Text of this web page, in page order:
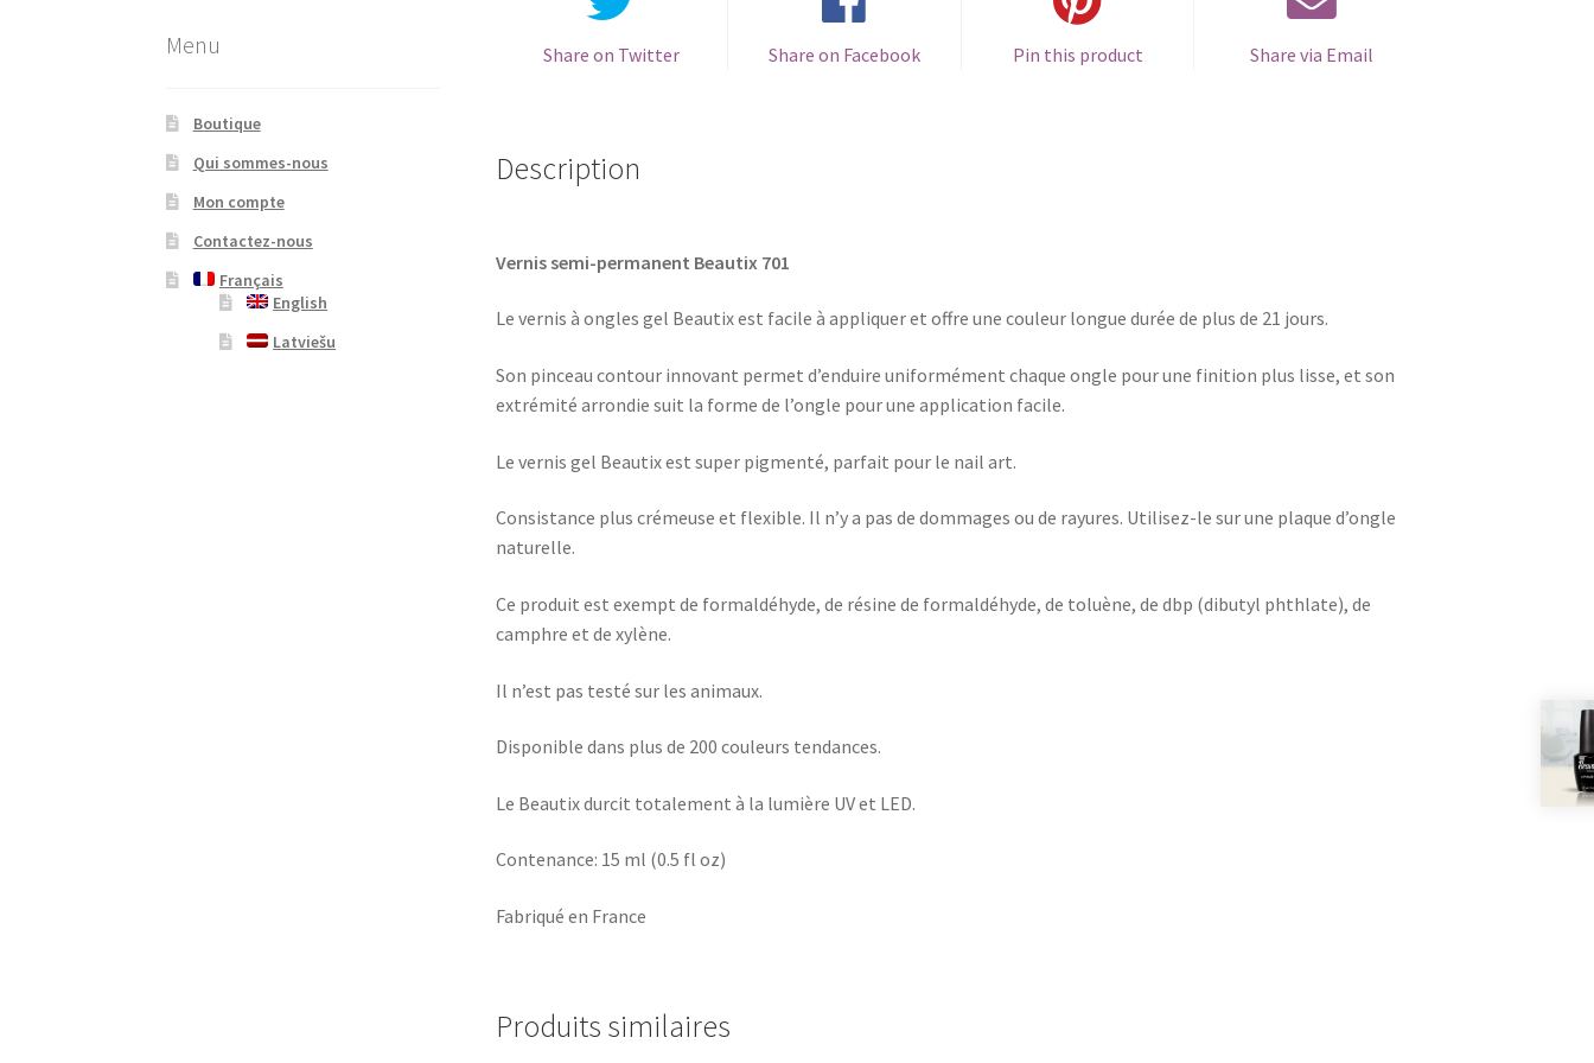
Share on Twitter Share on Facebook Pin this product Share via Email
Description
Vernis semi-permanent Beautix 701
Le vernis à ongles gel Beautix est facile à appliquer et offre une couleur longue durée de plus de 21 jours.
Son pinceau contour innovant permet d’enduire uniformément chaque ongle pour une finition plus lisse, et son
extrémité arrondie suit la forme de l’ongle pour une application facile.
Le vernis gel Beautix est super pigmenté, parfait pour le nail art.
Consistance plus crémeuse et flexible. Il n’y a pas de dommages ou de rayures. Utilisez-le sur une plaque d’ongle
naturelle.
Ce produit est exempt de formaldéhyde, de résine de formaldéhyde, de toluène, de dbp (dibutyl phthlate), de
camphre et de xylène.
Il n’est pas testé sur les animaux.
Disponible dans plus de 200 couleurs tendances.
Le Beautix durcit totalement à la lumière UV et LED.
Contenance: 15 ml (0.5 fl oz)
Fabriqué en France
Produits similaires
Menu
Boutique
Qui sommes-nous
Mon compte
Contactez-nous
Français
English
Latviešu